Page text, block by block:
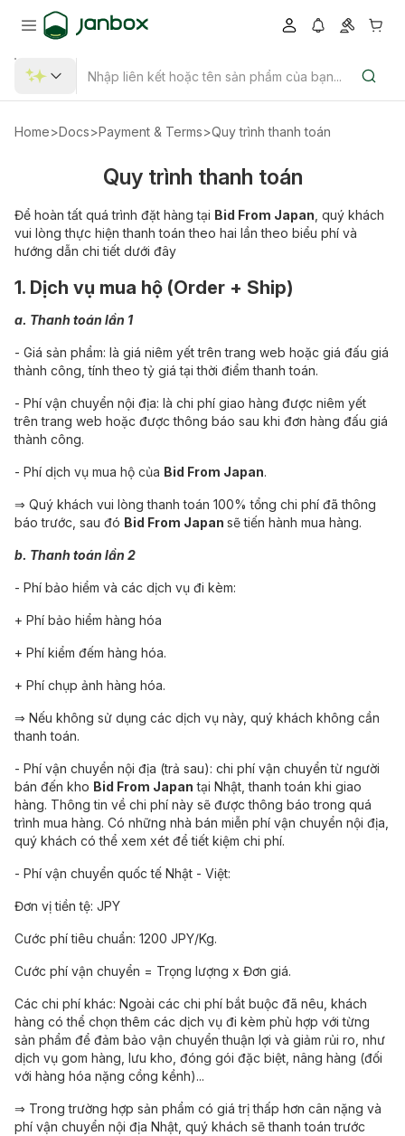
Home>Docs>Payment & Terms>Quy trình thanh toán
Quy trình thanh toán
Để hoàn tất quá trình đặt hàng tại Bid From Japan , quý khách
vui lòng thực hiện thanh toán theo hai lần theo biểu phí và
hướng dẫn chi tiết dưới đây
1. Dịch vụ mua hộ (Order + Ship)
a. Thanh toán lần 1
- Giá sản phẩm: là giá niêm yết trên trang web hoặc giá đấu giá
thành công, tính theo tỷ giá tại thời điểm thanh toán.
- Phí vận chuyển nội địa: là chi phí giao hàng được niêm yết
trên trang web hoặc được thông báo sau khi đơn hàng đấu giá
thành công.
- Phí dịch vụ mua hộ của Bid From Japan.
⇒ Quý khách vui lòng thanh toán 100% tổng chi phí đã thông
báo trước, sau đó Bid From Japan sẽ tiến hành mua hàng.
b. Thanh toán lần 2
- Phí bảo hiểm và các dịch vụ đi kèm:
+ Phí bảo hiểm hàng hóa
+ Phí kiểm đếm hàng hóa.
+ Phí chụp ảnh hàng hóa.
⇒ Nếu không sử dụng các dịch vụ này, quý khách không cần
thanh toán.
- Phí vận chuyển nội địa (trả sau): chi phí vận chuyển từ người
bán đến kho Bid From Japan tại Nhật, thanh toán khi giao
hàng. Thông tin về chi phí này sẽ được thông báo trong quá
trình mua hàng. Có những nhà bán miễn phí vận chuyển nội địa,
quý khách có thể xem xét để tiết kiệm chi phí.
- Phí vận chuyển quốc tế Nhật - Việt:
Đơn vị tiền tệ: JPY
Cước phí tiêu chuẩn: 1200 JPY/Kg.
Cước phí vận chuyển = Trọng lượng x Đơn giá.
Các chi phí khác: Ngoài các chi phí bắt buộc đã nêu, khách
hàng có thể chọn thêm các dịch vụ đi kèm phù hợp với từng
sản phẩm để đảm bảo vận chuyển thuận lợi và giảm rủi ro, như
dịch vụ gom hàng, lưu kho, đóng gói đặc biệt, nâng hàng (đối
với hàng hóa nặng cồng kềnh)...
⇒ Trong trường hợp sản phẩm có giá trị thấp hơn cân nặng và
phí vận chuyển nội địa Nhật, quý khách sẽ thanh toán trước